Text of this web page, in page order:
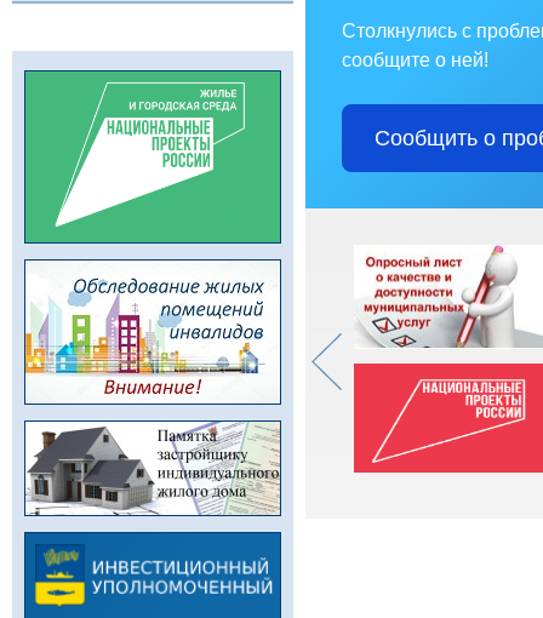
Столкнулись с
сообщите о ней!
Сообщить о